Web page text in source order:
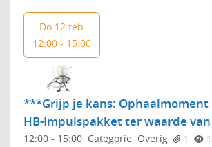
***Grijp je kans: Ophaalmoment
HB-Impulspakket ter waarde
12:00- 15:00 Categorie Overig 1
Do 12 feb
12:00 - 15:00